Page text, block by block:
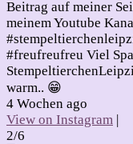
Beitrag auf meiner
meinem Youtube
#freufreufreu Viel
warm.. 😁
4 Wochen ago
View on Instagram |
2/6